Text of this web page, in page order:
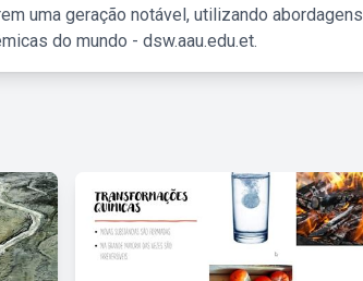
uma geração notável, utilizando abordagens
do mundo - dsw.aau.edu.et.